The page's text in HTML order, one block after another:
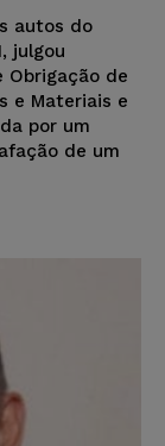
autos do
julgou
Obrigação de
e Materiais e
por um
de um